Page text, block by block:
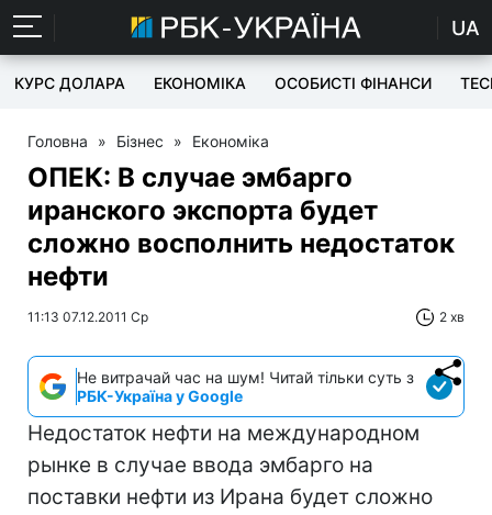
UA
КУРС ДОЛАРА ЕКОНОМІКА ОСОБИСТІ ФІНАНСИ
Головна » Бізнес » Економіка
ОПЕК: В случае эмбарго
иранского экспорта будет
сложно восполнить недостаток
нефти
11:13 07.12.2011 Ср 2 хв
Не витрачай час на шум! Читай тільки суть з
РБК-Україна у Google
Недостаток нефти на международном
рынке в случае ввода эмбарго на
поставки нефти из Ирана будет сложно